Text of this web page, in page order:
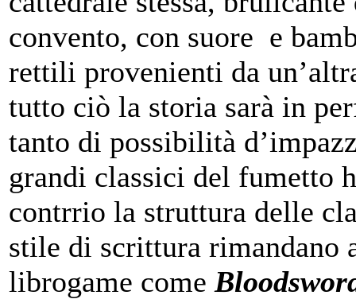
convento, con suore e
rettili provenienti da
tutto ciò la storia sarà in
tanto di possibilità
grandi classici del fumetto
contrrio la struttura delle
stile di scrittura rimandano
librogame come